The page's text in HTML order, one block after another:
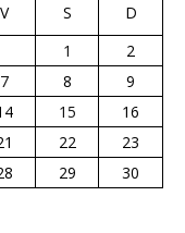
V S
D
1
2
7 8
9
15
16
22
23
29
30